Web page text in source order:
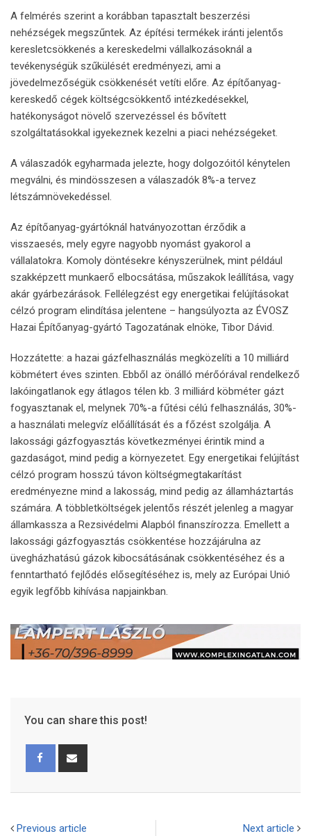
A felmérés szerint a korábban tapasztalt beszerzési
nehézségek megszűntek. Az építési termékek iránti jelentős
keresletcsökkenés a kereskedelmi vállalkozásoknál a
tevékenységük szűkülését eredményezi, ami a
jövedelmezőségük csökkenését vetíti előre. Az építőanyag-
kereskedő cégek költségcsökkentő intézkedésekkel,
hatékonyságot növelő szervezéssel és bővített
szolgáltatásokkal igyekeznek kezelni a piaci nehézségeket.
A válaszadók egyharmada jelezte, hogy dolgozóitól kénytelen
megválni, és mindösszesen a válaszadók 8%-a tervez
létszámnövekedéssel.
Az építőanyag-gyártóknál hatványozottan érződik a
visszaesés, mely egyre nagyobb nyomást gyakorol a
vállalatokra. Komoly döntésekre kényszerülnek, mint például
szakképzett munkaerő elbocsátása, műszakok leállítása, vagy
akár gyárbezárások. Fellélegzést egy energetikai felújításokat
célzó program elindítása jelentene – hangsúlyozta az ÉVOSZ
Hazai Építőanyag-gyártó Tagozatának elnöke, Tibor Dávid.
Hozzátette: a hazai gázfelhasználás megközelíti a 10 milliárd
köbmétert éves szinten. Ebből az önálló mérőórával rendelkező
lakóingatlanok egy átlagos télen kb. 3 milliárd köbméter gázt
fogyasztanak el, melynek 70%-a fűtési célú felhasználás, 30%-
a használati melegvíz előállítását és a főzést szolgálja. A
lakossági gázfogyasztás következményei érintik mind a
gazdaságot, mind pedig a környezetet. Egy energetikai felújítást
célzó program hosszú távon költségmegtakarítást
eredményezne mind a lakosság, mind pedig az államháztartás
számára. A többletköltségek jelentős részét jelenleg a magyar
államkassza a Rezsivédelmi Alapból finanszírozza. Emellett a
lakossági gázfogyasztás csökkentése hozzájárulna az
üvegházhatású gázok kibocsátásának csökkentéséhez és a
fenntartható fejlődés elősegítéséhez is, mely az Európai Unió
egyik legfőbb kihívása napjainkban.
You can share this post!
Previous article Next article